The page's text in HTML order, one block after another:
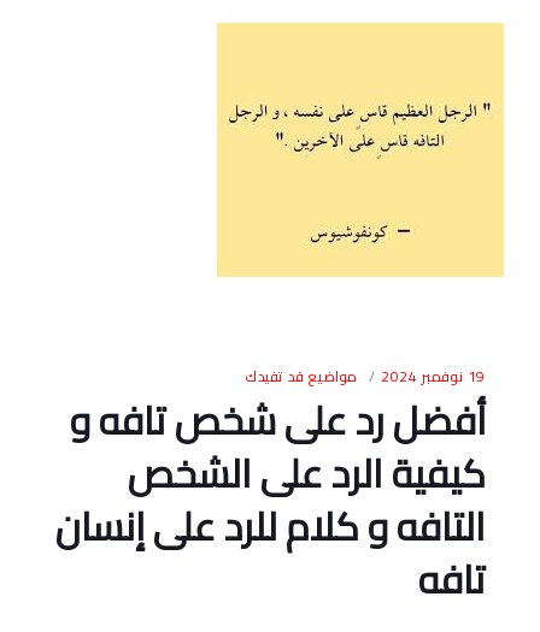
19 نوفمبر 2024 مواضيع قد تفيدك
أفضل رد على شخص تافه و
كيفية الرد على الشخص
التافه و كلام للرد على إنسان
تافه